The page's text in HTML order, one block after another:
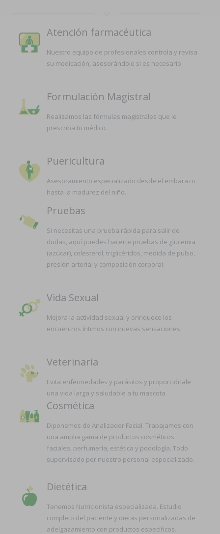
Atención farmacéutica
Nuestro equipo de profesionales controla y revisa
su medicación, asesorándole si es necesario.
Formulación Magistral
Realizamos las fórmulas magistrales que le
prescriba tu médico.
Puericultura
Asesoramiento especializado desde el embarazo
hasta la madurez del niño.
Pruebas
Si necesitas una prueba rápida para salir de
dudas, aquí puedes hacerte pruebas de glucemia
(azúcar), colesterol, triglicéridos, medida de pulso,
presión arterial y composición corporal.
Vida Sexual
Mejora la actividad sexual y enriquece los
encuentros íntimos con nuevas sensaciones.
Veterinaria
Evita enfermedades y parásitos y proporciónale
una vida larga y saludable a tu mascota.
Cosmética
Diponemos de Analizador Facial. Trabajamos con
una amplia gama de productos cosméticos
faciales, perfumería, estética y podología. Todo
supervisado por nuestro personal especializado.
Dietética
Tenemos Nutricionista especializada. Estudio
completo del paciente y dietas personalizadas de
adelgazamiento con productos específicos.